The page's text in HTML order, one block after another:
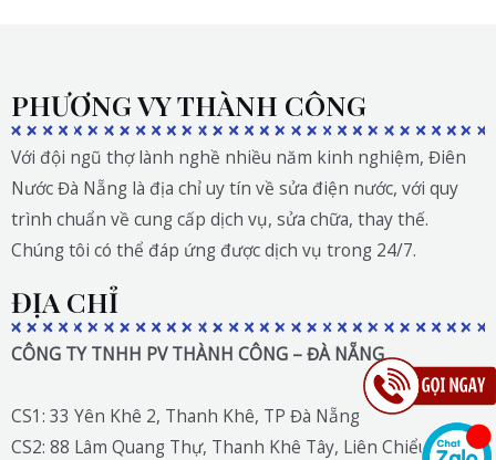
PHƯƠNG VY THÀNH CÔNG
Với đội ngũ thợ lành nghề nhiều năm kinh nghiệm, Điên
Nước Đà Nẵng là địa chỉ uy tín về sửa điện nước, với quy
trình chuẩn về cung cấp dịch vụ, sửa chữa, thay thế.
Chúng tôi có thể đáp ứng được dịch vụ trong 24/7.
ĐỊA CHỈ
CÔNG TY TNHH PV THÀNH CÔNG – ĐÀ NẴNG
CS1: 33 Yên Khê 2, Thanh Khê, TP Đà Nẵng
CS2: 88 Lâm Quang Thự, Thanh Khê Tây, Liên Chiểu, Đà